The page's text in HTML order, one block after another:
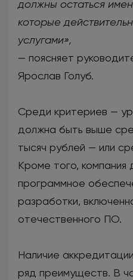
должны остаться
которые
услугами»,
— поясняет
Ярослав Голуб.
Среди критериев —
должна быть выше
тысяч рублей — или
Кроме того, компания
программное
разработки,
отечественного ПО.
Наличие
ряд преимуществ. В